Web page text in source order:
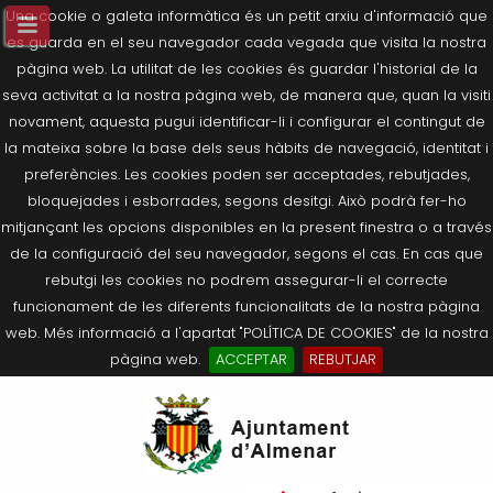
Una cookie o galeta informàtica és un petit arxiu d'informació que
es guarda en el seu navegador cada vegada que visita la nostra
pàgina web. La utilitat de les cookies és guardar l'historial de la
seva activitat a la nostra pàgina web, de manera que, quan la visiti
novament, aquesta pugui identificar-li i configurar el contingut de
la mateixa sobre la base dels seus hàbits de navegació, identitat i
preferències. Les cookies poden ser acceptades, rebutjades,
bloquejades i esborrades, segons desitgi. Això podrà fer-ho
mitjançant les opcions disponibles en la present finestra o a través
de la configuració del seu navegador, segons el cas. En cas que
rebutgi les cookies no podrem assegurar-li el correcte
funcionament de les diferents funcionalitats de la nostra pàgina
web. Més informació a l'apartat "POLÍTICA DE COOKIES" de la nostra
pàgina web.
ACCEPTAR
REBUTJAR
Salutació de l’Alcaldessa
Composició Consistori
Agricultura, Ramaderia i Medi
Què és la Seu Electrònica?
Últimes publicacions